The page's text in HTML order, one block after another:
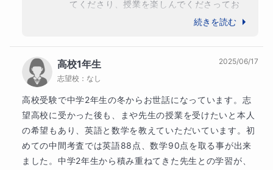
てくださり、授業を楽しんでくださってお
り、私としても嬉しい限りです。☺️
ございました。
今度ともどうぞよろしくお願いいたします。
続きを読む
高校1年生
志望校： なし
2025/06/17
高校受験で中学2年生の冬からお世話になっています。志
望高校に受かった後も、まや先生の授業を受けたいと本人
の希望もあり、英語と数学を教えていただいています。初
めての中間考査では英語88点、数学90点を取る事が出来
ました。中学2年生から積み重ねてきた先生との学習が、